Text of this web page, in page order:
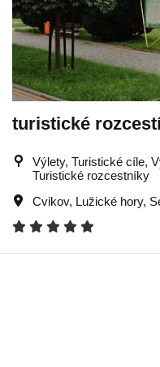
turistické
Výlety, Turistické cíle,
Turistické rozcestníky
Cvikov, Lužické hory,